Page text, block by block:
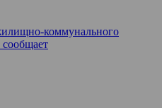
коммунального
сообщает